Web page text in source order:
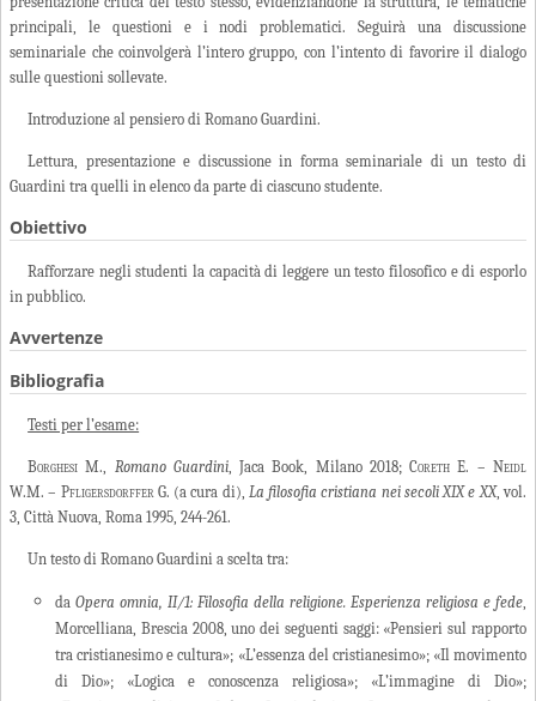
principali, le questioni e i nodi problematici. Seguirà una discussione
seminariale che coinvolgerà l’intero gruppo, con l’intento di favorire il dialogo
sulle questioni sollevate.
Introduzione al pensiero di Romano Guardini.
Lettura, presentazione e discussione in forma seminariale di un testo di
Guardini tra quelli in elenco da parte di ciascuno studente.
Obiettivo
Rafforzare negli studenti la capacità di leggere un testo filosofico e di esporlo
in pubblico.
Avvertenze
Bibliografia
Testi per l’esame:
Borghesi M., Romano Guardini, Jaca Book, Milano 2018;Coreth E. – Neidl
W.M. – Pfligersdorffer G. (a cura di), La filosofia cristiana nei secoli XIX e XX, vol.
3, Città Nuova, Roma 1995, 244-261.
Un testo di Romano Guardini a scelta tra:
da Opera omnia, II/1: Filosofia della religione. Esperienza religiosa e fede,
Morcelliana, Brescia 2008, uno dei seguenti saggi: «Pensieri sul rapporto
tra cristianesimo e cultura»; «L’essenza del cristianesimo»; «Il movimento
di Dio»; «Logica e conoscenza religiosa»; «L’immagine di Dio»;